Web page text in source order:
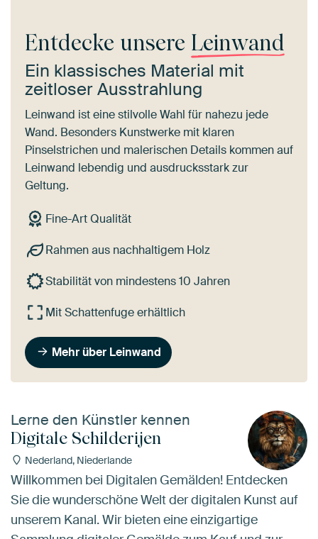
Entdecke unsere Leinwand
Ein klassisches Material mit
zeitloser Ausstrahlung
Leinwand ist eine stilvolle Wahl für nahezu jede
Wand. Besonders Kunstwerke mit klaren
Pinselstrichen und malerischen Details kommen auf
Leinwand lebendig und ausdrucksstark zur
Geltung.
Fine-Art Qualität
Rahmen aus nachhaltigem Holz
Stabilität von mindestens 10 Jahren
Mit Schattenfuge erhältlich
Mehr über Leinwand
Lerne den Künstler kennen
Digitale Schilderijen
Nederland, Niederlande
Willkommen bei Digitalen Gemälden! Entdecken
Sie die wunderschöne Welt der digitalen Kunst auf
unserem Kanal. Wir bieten eine einzigartige